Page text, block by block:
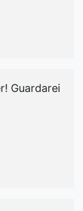
Guardarei